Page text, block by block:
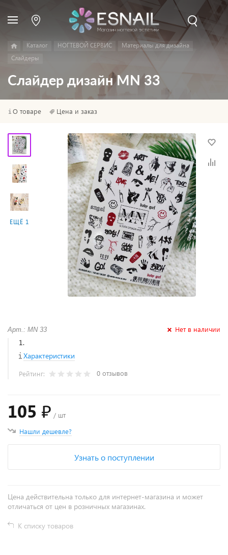
Каталог НОГТЕВОЙ СЕРВИС
Материалы для дизайна
Слайдеры
Слайдер дизайн MN 33
О товаре Цена и заказ
ЕЩЁ 1
Арт.: MN 33 Нет в наличии
1.
Характеристики
Рейтинг: 0 отзывов
105 ₽ / шт
Нашли дешевле?
Узнать о поступлении
Цена действительна только для интернет-магазина и может
отличаться от цен в розничных магазинах.
К списку товаров